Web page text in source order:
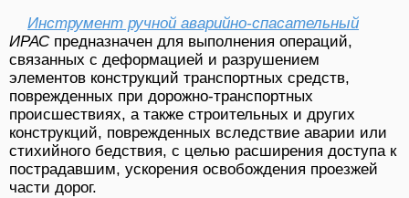
Инструмент ручной аварийно-спасательный
ИРАСпредназначен для выполнения операций,
связанных с деформацией и разрушением
элементов конструкций транспортных средств,
поврежденных при дорожно-транспортных
происшествиях, а также строительных и других
конструкций, поврежденных вследствие аварии или
стихийного бедствия, с целью расширения доступа к
пострадавшим, ускорения освобождения проезжей
части дорог.